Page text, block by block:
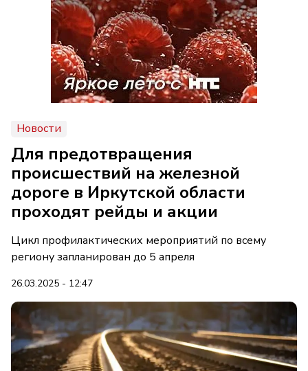
Новости
Для предотвращения
происшествий на железной
дороге в Иркутской области
проходят рейды и акции
Цикл профилактических мероприятий по всему
региону запланирован до 5 апреля
26.03.2025 - 12:47